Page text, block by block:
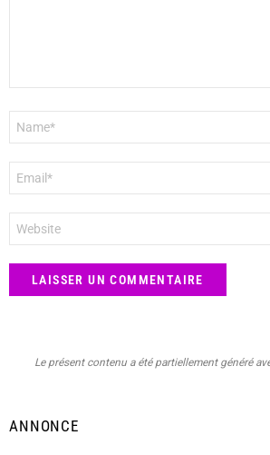
mail
*
web
Le présent contenu a été partiellement généré
ANNONCE